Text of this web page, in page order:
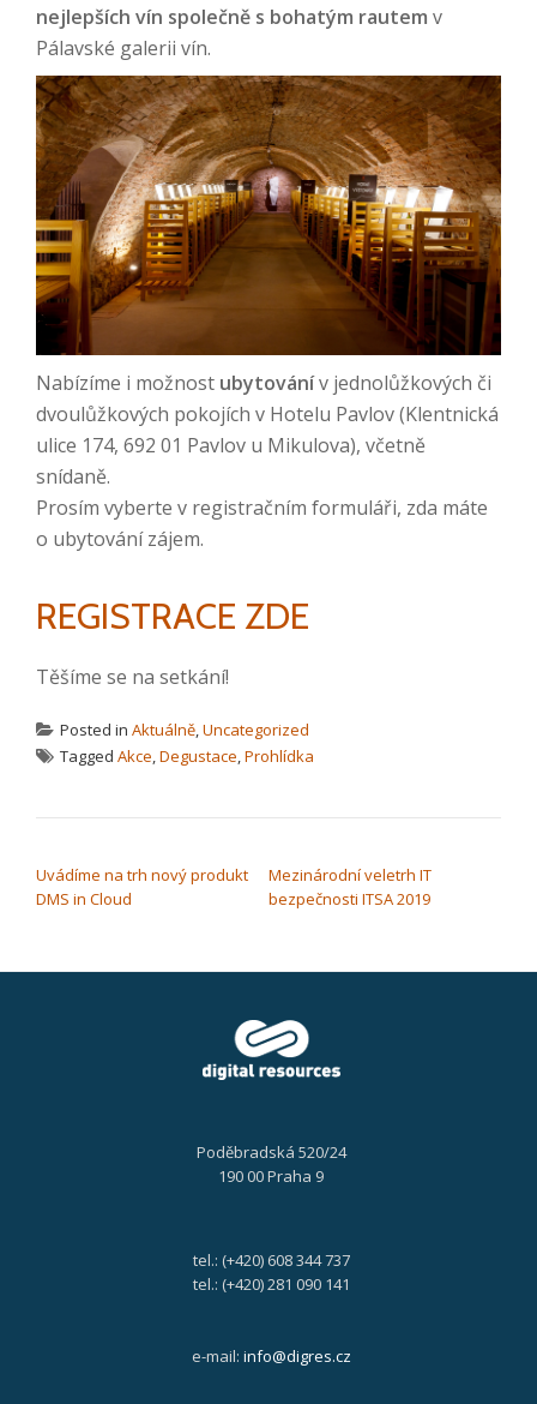
nejlepších vín společně s bohatým rautem v
Pálavské galerii vín.
Nabízíme i možnost ubytovánív jednolůžkových či
dvoulůžkových pokojích v Hotelu Pavlov (Klentnická
ulice 174, 692 01 Pavlov u Mikulova), včetně
snídaně.
Prosím vyberte v registračním formuláři, zda máte
o ubytování zájem.
REGISTRACE ZDE
Těšíme se na setkání!
Posted in Aktuálně,Uncategorized
Tagged Akce,Degustace,Prohlídka
Uvádíme na trh nový produkt
DMS in Cloud
Mezinárodní veletrh IT
bezpečnosti ITSA 2019
Poděbradská 520/24
190 00 Praha 9
tel.: (+420) 608 344 737
tel.: (+420) 281 090 141
e-mail: info@digres.cz